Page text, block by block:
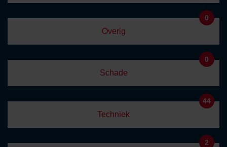
Overig
0
Schade
0
Techniek
44
2